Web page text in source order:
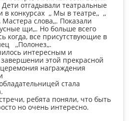
отгадывали театральные
в конкурсах ,, Мы в театре,, ,,
слова,,. Показали
щи,,. Но больше всего
когда, все присутствующие в
,,Полонез,,.
интересным и
этой прекрасной
награждения
стала
ребята поняли, что быть
но очень интересно.